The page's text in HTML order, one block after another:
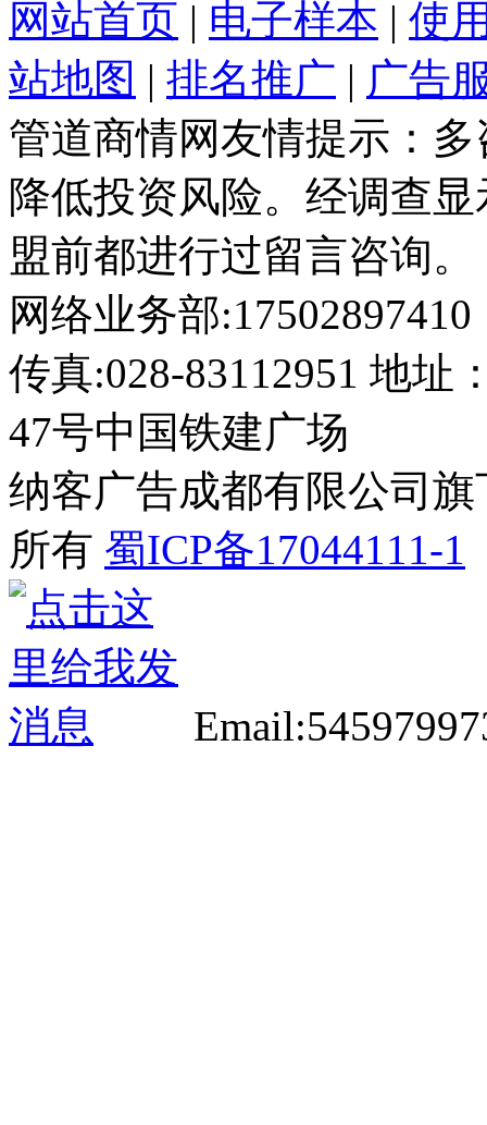
网站首页 | 电子样本 | 使
站地图 | 排名推广 | 广告
管道商情网友情提示：
降低投资风险。经调查
盟前都进行过留言咨询。
网络业务部
传真:028-83112951 地址
47号中国铁建广场
纳客广告成都有限公司旗
所有 蜀ICP备17044111-1